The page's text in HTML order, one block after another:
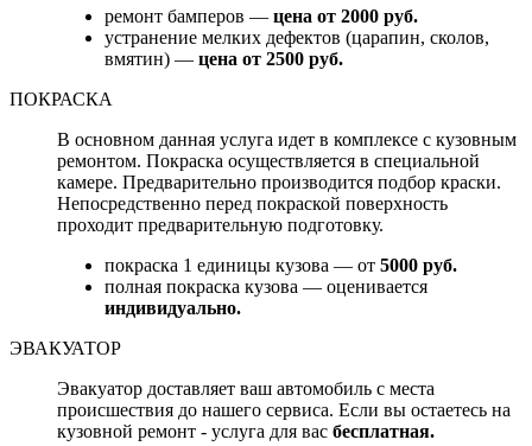
ремонт бамперов — цена от 2000 руб.
устранение мелких дефектов (царапин, сколов,
вмятин) — цена от 2500 руб.
ПОКРАСКА
В основном данная услуга идет в комплексе с кузовным
ремонтом. Покраска осуществляется в специальной
камере. Предварительно производится подбор краски.
Непосредственно перед покраской поверхность
проходит предварительную подготовку.
покраска 1 единицы кузова — от 5000 руб.
полная покраска кузова — оценивается
индивидуально.
ЭВАКУАТОР
Эвакуатор доставляет ваш автомобиль с места
происшествия до нашего сервиса. Если вы остаетесь на
кузовной ремонт - услуга для вас бесплатная.